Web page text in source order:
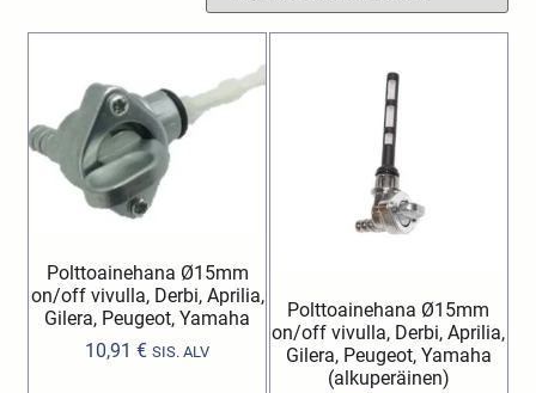
Polttoainehana Ø15mm
on/off vivulla, Derbi, Aprilia,
Gilera, Peugeot, Yamaha
10,91€ SIS. ALV
Polttoainehana Ø15mm
on/off vivulla, Derbi, Aprilia,
Gilera, Peugeot, Yamaha
(alkuperäinen)